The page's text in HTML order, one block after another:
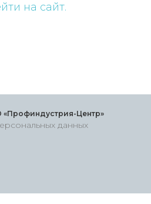
на сайт.
Центр»
данных